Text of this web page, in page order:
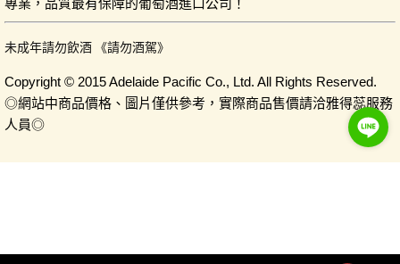
專業，品質最有保障的葡萄酒進口公司！
未成年請勿飲酒 《請勿酒駕》
Copyright © 2015 Adelaide Pacific Co., Ltd. All Rights Reserved.
◎網站中商品價格、圖片僅供參考，實際商品售價請洽雅得蕊服務
人員◎